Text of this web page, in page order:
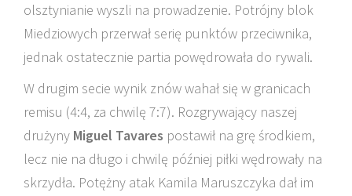
olsztynianie wyszli na prowadzenie. Potrójny blok
Miedziowych przerwał serię punktów przeciwnika,
jednak ostatecznie partia powędrowała do rywali.
W drugim secie wynik znów wahał się w granicach
remisu (4:4, za chwilę 7:7). Rozgrywający naszej
drużyny Miguel Tavares postawił na grę środkiem,
lecz nie na długo i chwilę później piłki wędrowały na
skrzydła. Potężny atak Kamila Maruszczyka dał im